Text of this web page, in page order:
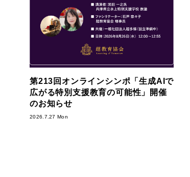
第213回オンラインシンポ「生成AIで
広がる特別支援教育の可能性」開催
のお知らせ
2026.7.27 Mon